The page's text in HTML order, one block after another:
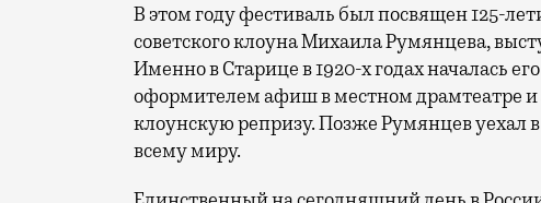
В этом году фестиваль был посвящен 125-
советского клоуна Михаила Румянцева,
Именно в Старице в 1920-х годах началась
оформителем афиш в местном драмтеатре и
клоунскую репризу. Позже Румянцев уехал
всему миру.